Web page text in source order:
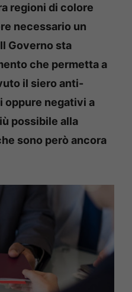
regioni di colore
necessario un
Governo sta
che permetta a
il siero anti-
oppure negativi a
possibile alla
sono però ancora